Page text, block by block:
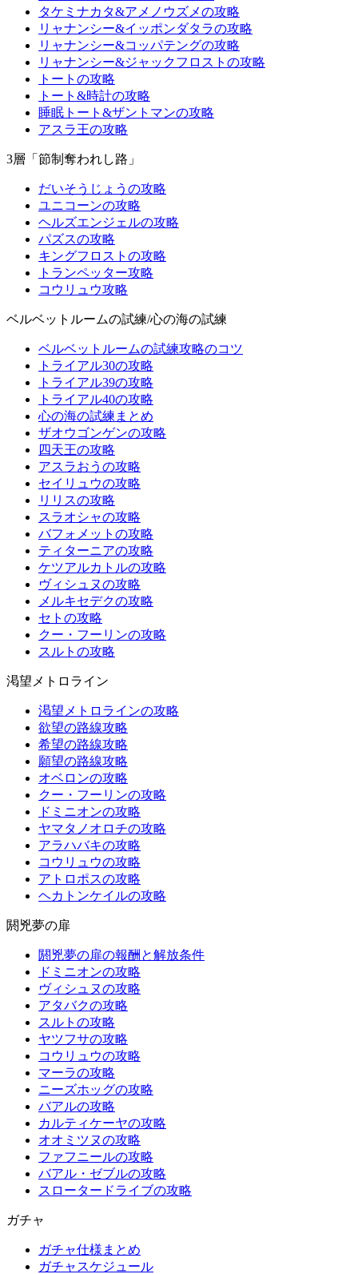
タケミナカタ&アメノウズメの攻略
リャナンシー&イッポンダタラの攻略
リャナンシー&コッパテングの攻略
リャナンシー&ジャックフロストの攻略
トートの攻略
トート&時計の攻略
睡眠トート&ザントマンの攻略
アスラ王の攻略
3層「節制奪われし路」
だいそうじょうの攻略
ユニコーンの攻略
ヘルズエンジェルの攻略
パズスの攻略
キングフロストの攻略
トランペッター攻略
コウリュウ攻略
ベルベットルームの試練/心の海の試練
ベルベットルームの試練攻略のコツ
トライアル30の攻略
トライアル39の攻略
トライアル40の攻略
心の海の試練まとめ
ザオウゴンゲンの攻略
四天王の攻略
アスラおうの攻略
セイリュウの攻略
リリスの攻略
スラオシャの攻略
バフォメットの攻略
ティターニアの攻略
ケツアルカトルの攻略
ヴィシュヌの攻略
メルキセデクの攻略
セトの攻略
クー・フーリンの攻略
スルトの攻略
渇望メトロライン
渇望メトロラインの攻略
欲望の路線攻略
希望の路線攻略
願望の路線攻略
オベロンの攻略
クー・フーリンの攻略
ドミニオンの攻略
ヤマタノオロチの攻略
アラハバキの攻略
コウリュウの攻略
アトロポスの攻略
ヘカトンケイルの攻略
閼兇夢の扉
閼兇夢の扉の報酬と解放条件
ドミニオンの攻略
ヴィシュヌの攻略
アタバクの攻略
スルトの攻略
ヤツフサの攻略
コウリュウの攻略
マーラの攻略
ニーズホッグの攻略
バアルの攻略
カルティケーヤの攻略
オオミツヌの攻略
ファフニールの攻略
バアル・ゼブルの攻略
スロータードライブの攻略
ガチャ
ガチャ仕様まとめ
ガチャスケジュール